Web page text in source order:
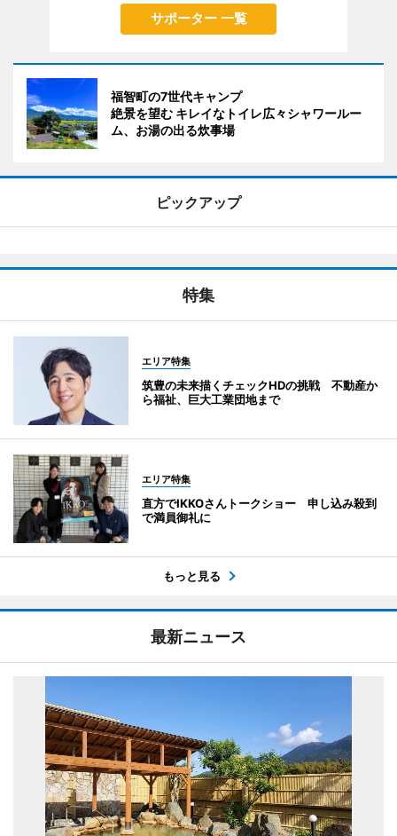
サポーター 一覧
福智町の7世代キャンプ
絶景を望む キレイなトイレ広々シャワールー
ム、お湯の出る炊事場
ピックアップ
特集
エリア特集
筑豊の未来描くチェックHDの挑戦 不動産か
ら福祉、巨大工業団地まで
エリア特集
直方でIKKOさんトークショー 申し込み殺到
で満員御礼に
もっと見る
最新ニュース